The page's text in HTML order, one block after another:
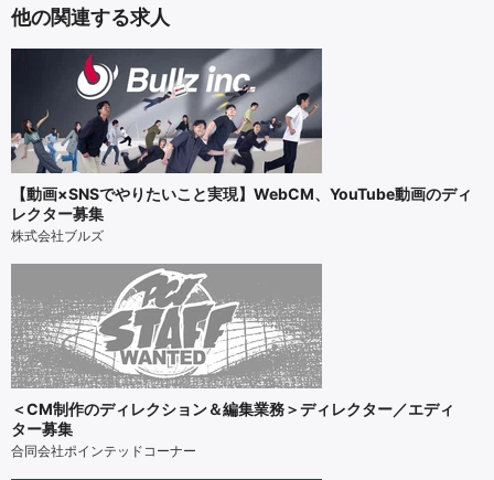
他の関連する求人
【動画×SNSでやりたいこと実現】WebCM、YouTube動画のディ
レクター募集
株式会社ブルズ
＜CM制作のディレクション＆編集業務＞ディレクター／エディ
ター募集
合同会社ポインテッドコーナー